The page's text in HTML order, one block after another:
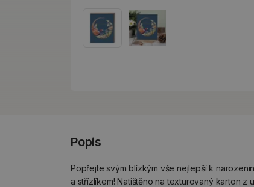
Popis
Popřejte svým blízkým vše nejlepší k
a střízlíkem! Natištěno na texturovaný karton z